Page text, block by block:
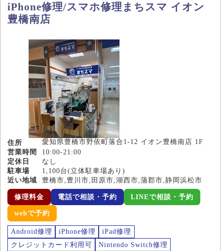
iPhone修理/スマホ修理まちスマ イオン
豊橋南店
住所
愛知県豊橋市野依町落合1-12 イオン豊橋南店 1F
営業時間
10:00-21:00
定休日
なし
駐車場
1,100台(立体駐車場あり)
近い地域
豊橋市,豊川市,田原市,湖西市,蒲郡市,静岡浜松市
修理料金 電話で相談・予約 LINEで相談・予約
webで予約
Android修理 iPhone修理
iPad修理
クレジットカード利用可
Nintendo Switch修理